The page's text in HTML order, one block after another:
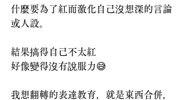
什麼要為了紅而激化自己沒想深的言論
或人設。
結果搞得自己不太紅
好像變得沒有說服力😅
我想翻轉的表達教育，就是東西合併，